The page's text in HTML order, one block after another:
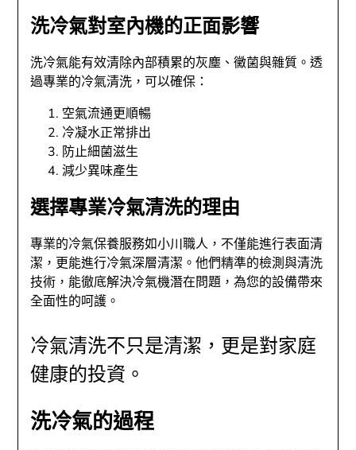
洗冷氣對室內機的正面影響
洗冷氣能有效清除內部積累的灰塵、黴菌與雜質。透
過專業的冷氣清洗，可以確保：
空氣流通更順暢
冷凝水正常排出
防止細菌滋生
減少異味產生
選擇專業冷氣清洗的理由
專業的冷氣保養服務如小川職人，不僅能進行表面清
潔，更能進行冷氣深層清潔。他們精準的檢測與清洗
技術，能徹底解決冷氣機潛在問題，為您的設備帶來
全面性的呵護。
冷氣清洗不只是清潔，更是對家庭
健康的投資。
洗冷氣的過程